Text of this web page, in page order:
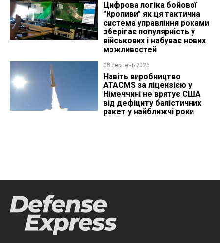
Цифрова логіка бойової
"Кропиви" як ця тактична
система управління роками
зберігає популярність у
військових і набуває нових
можливостей
08 серпень 2026
Навіть виробництво
ATACMS за ліцензією у
Німеччині не врятує США
від дефіциту балістичних
ракет у найближчі роки